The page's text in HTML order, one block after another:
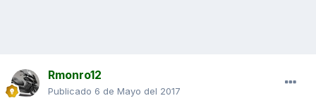
Rmonro12
Publicado 6 de Mayo del 2017